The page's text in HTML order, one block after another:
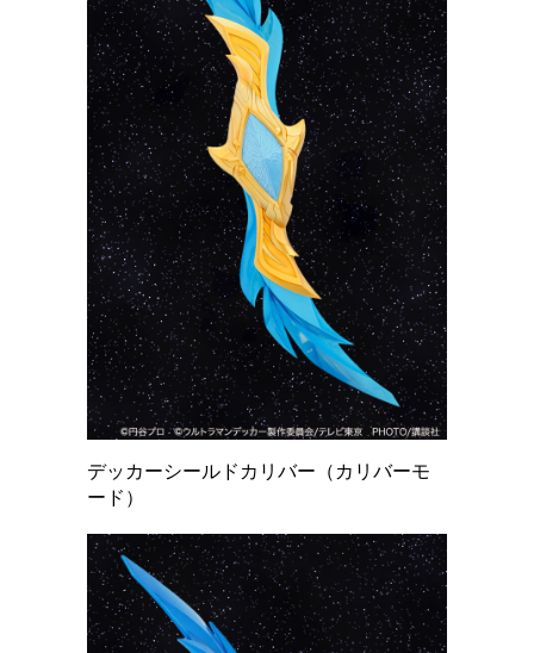
デッカーシールドカリバー（カリバーモ
ード）